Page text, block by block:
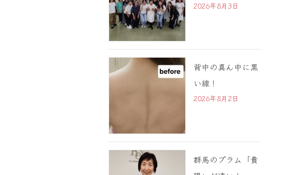
2026年8月3日
背中の真ん中に黒
い線！
2026年8月2日
群馬のプラム「貴